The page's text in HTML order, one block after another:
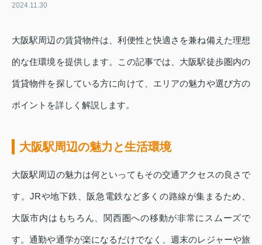
2024.11.30
大阪駅周辺の賃貸物件は、利便性と快適さを兼ね備えた理想
的な住環境を提供します。この記事では、大阪駅徒歩圏内の
賃貸物件を探している方に向けて、エリアの魅力や選び方の
ポイントを詳しく解説します。
大阪駅周辺の魅力と生活環境
大阪駅周辺の魅力は何といってもその交通アクセスの良さで
す。JRや地下鉄、阪急電鉄など多くの路線が集まるため、
大阪市内はもちろん、関西圏への移動が非常にスムーズで
す。通勤や通学が楽になるだけでなく、週末のレジャーや旅